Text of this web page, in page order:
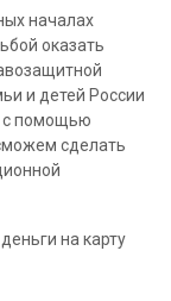
началах
оказать
и детей России
с помощью
сделать
на карту